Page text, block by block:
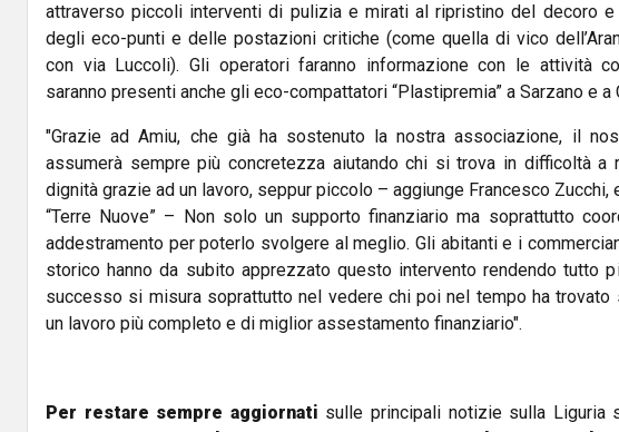
attraverso piccoli interventi di pulizia e mirati al ripristino del decoro
degli eco-punti e delle postazioni critiche (come quella di vico
con via Luccoli). Gli operatori faranno informazione con le attività
saranno presenti anche gli eco-compattatori “Plastipremia” a Sarzano e a
"Grazie ad Amiu, che già ha sostenuto la nostra associazione, il
assumerà sempre più concretezza aiutando chi si trova in difficoltà a
dignità grazie ad un lavoro, seppur piccolo – aggiunge Francesco Zucchi,
“Terre Nuove” – Non solo un supporto finanziario ma soprattutto
addestramento per poterlo svolgere al meglio. Gli abitanti e i
storico hanno da subito apprezzato questo intervento rendendo tutto
successo si misura soprattutto nel vedere chi poi nel tempo ha trovato
un lavoro più completo e di miglior assestamento finanziario".
Per restare sempre aggiornati sulle principali notizie sulla Liguria